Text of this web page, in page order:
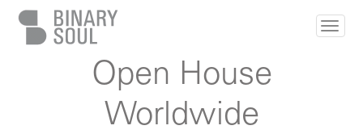
Pasar al contenido principalOpen House
Worldwide